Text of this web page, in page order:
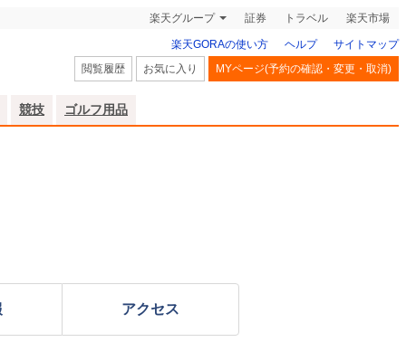
楽天グループ 証券 トラベル 楽天市場
楽天GORAの使い方 ヘルプ
サイトマップ
閲覧履歴
お気に入り MYページ(予約の確認・変更・取消)
競技 ゴルフ用品
アクセス